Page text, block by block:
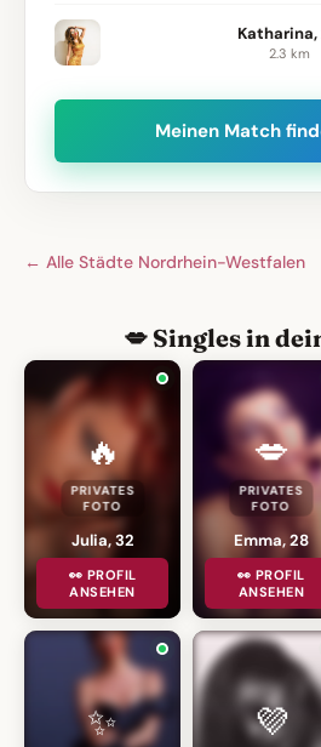
Katharina,
2.3 km
Meinen Match
← Alle Städte Nordrhein-Westfalen
💋 Singles in
🔥
PRIVATES
FOTO
Julia, 32
👀 PROFIL
ANSEHEN
💋
PRIVATES
FOTO
Emma, 28
👀 PROFIL
ANSEHEN
✨ 💜